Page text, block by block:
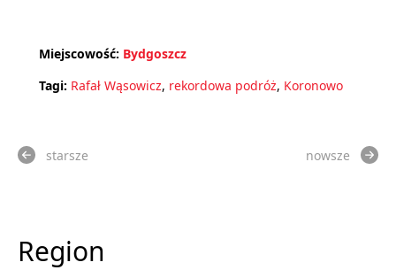
Miejscowość: Bydgoszcz
Tagi: Rafał Wąsowicz, rekordowa podróż, Koronowo
starsze nowsze
Region